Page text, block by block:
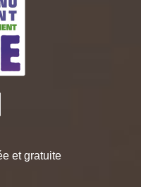
et gratuite